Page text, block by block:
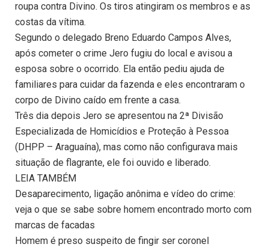
roupa contra Divino. Os tiros atingiram os membros e as
costas da vítima.
Segundo o delegado Breno Eduardo Campos Alves,
após cometer o crime Jero fugiu do local e avisou a
esposa sobre o ocorrido. Ela então pediu ajuda de
familiares para cuidar da fazenda e eles encontraram o
corpo de Divino caído em frente a casa.
Três dia depois Jero se apresentou na 2ª Divisão
Especializada de Homicídios e Proteção à Pessoa
(DHPP – Araguaína), mas como não configurava mais
situação de flagrante, ele foi ouvido e liberado.
LEIA TAMBÉM
Desaparecimento, ligação anônima e vídeo do crime:
veja o que se sabe sobre homem encontrado morto com
marcas de facadas
Homem é preso suspeito de fingir ser coronel